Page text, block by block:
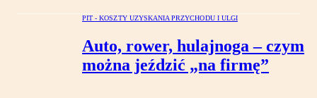
PIT - KOSZTY UZYSKANIA PRZYCHODU I ULGI
Auto, rower, hulajnoga – czym
można jeździć „na firmę”